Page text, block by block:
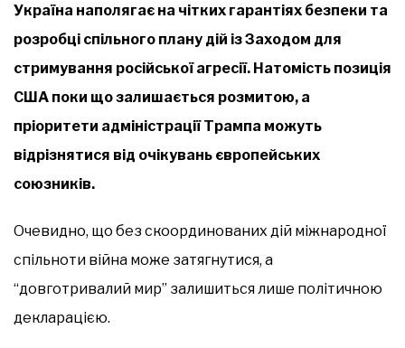
Україна наполягає на чітких гарантіях безпеки та
розробці спільного плану дій із Заходом для
стримування російської агресії. Натомість позиція
США поки що залишається розмитою, а
пріоритети адміністрації Трампа можуть
відрізнятися від очікувань європейських
союзників.
Очевидно, що без скоординованих дій міжнародної
спільноти війна може затягнутися, а
“довготривалий мир” залишиться лише політичною
декларацією.